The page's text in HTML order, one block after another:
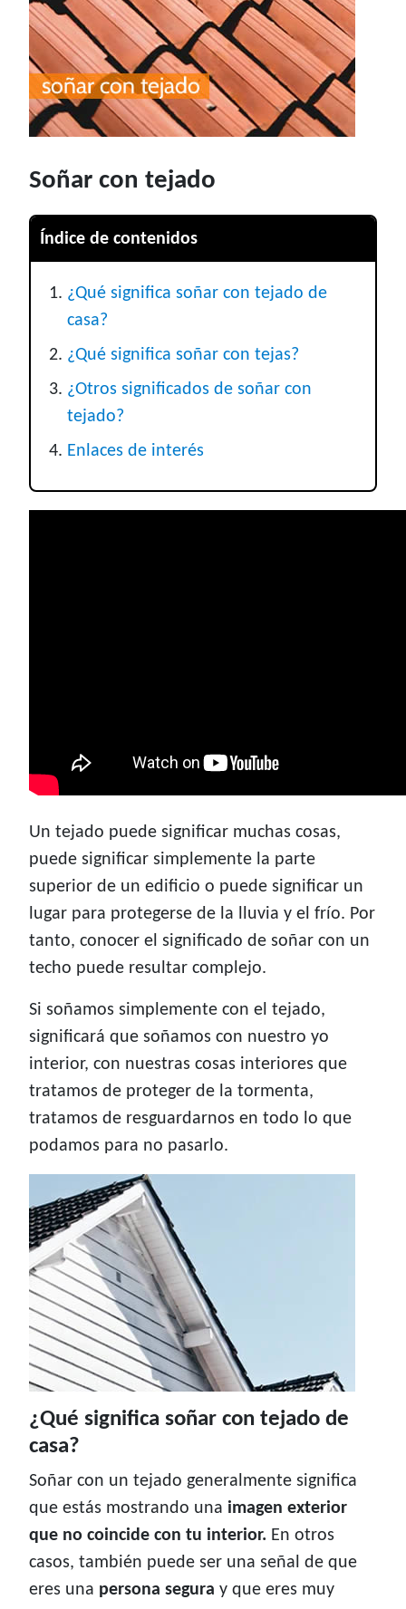
Soñar con tejado
Índice de contenidos
¿Qué significa soñar con tejado de
casa?
¿Qué significa soñar con tejas?
¿Otros significados de soñar con
tejado?
Enlaces de interés
Un tejado puede significar muchas cosas,
puede significar simplemente la parte
superior de un edificio o puede significar un
lugar para protegerse de la lluvia y el frío. Por
tanto, conocer el significado de soñar con un
techo puede resultar complejo.
Si soñamos simplemente con el tejado,
significará que soñamos con nuestro yo
interior, con nuestras cosas interiores que
tratamos de proteger de la tormenta,
tratamos de resguardarnos en todo lo que
podamos para no pasarlo.
¿Qué significa soñar con tejado de
casa?
Soñar con un tejado generalmente significa
que estás mostrando una imagen exterior
que no coincide con tu interior. En otros
casos, también puede ser una señal de que
eres una persona segura y que eres muy